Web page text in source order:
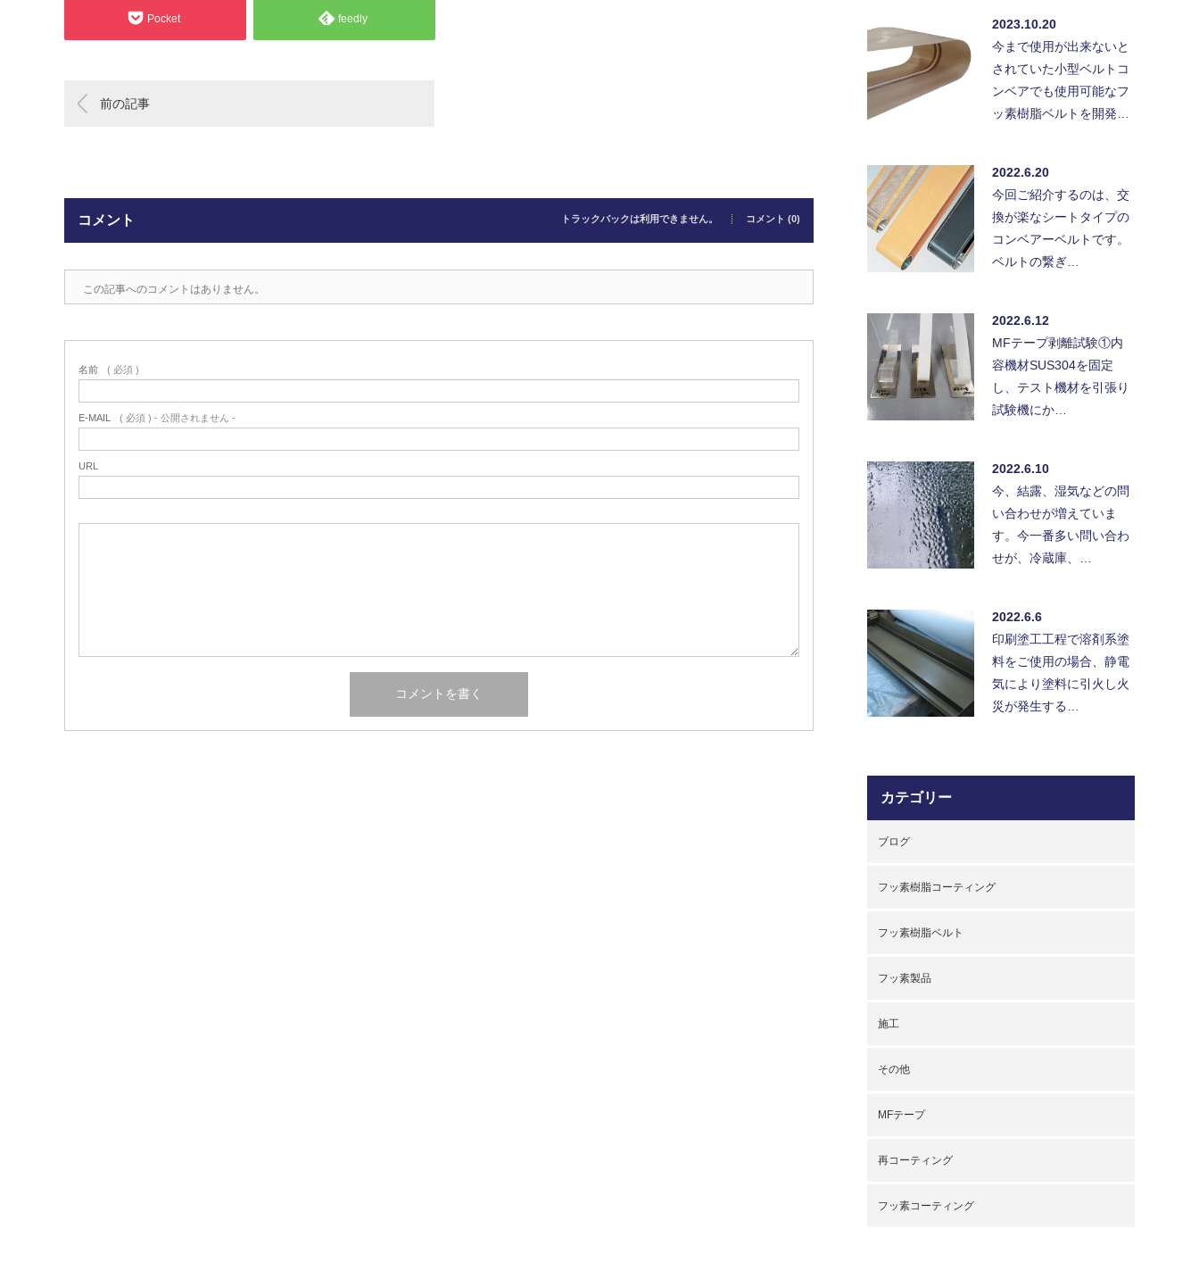
Pocket feedly
前の記事
コメント トラックバックは利用できません。 コメント (0)
この記事へのコメントはありません。
名前 ( 必須 )
E-MAIL ( 必須 ) - 公開されません -
URL
2023.10.20
今まで使用が出来ないと
されていた小型ベルトコ
ンベアでも使用可能なフ
ッ素樹脂ベルトを開発…
2022.6.20
今回ご紹介するのは、交
換が楽なシートタイプの
コンベアーベルトです。
ベルトの繋ぎ…
2022.6.12
MFテープ剥離試験①内
容機材SUS304を固定
し、テスト機材を引張り
試験機にか…
2022.6.10
今、結露、湿気などの問
い合わせが増えていま
す。今一番多い問い合わ
せが、冷蔵庫、…
2022.6.6
印刷塗工工程で溶剤系塗
料をご使用の場合、静電
気により塗料に引火し火
災が発生する…
カテゴリー
ブログ
フッ素樹脂コーティング
フッ素樹脂ベルト
フッ素製品
施工
その他
MFテープ
再コーティング
フッ素コーティング